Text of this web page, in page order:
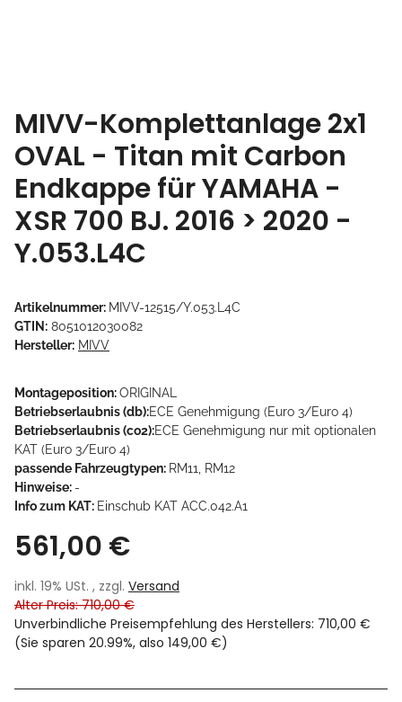
MIVV-Komplettanlage 2x1
OVAL - Titan mit Carbon
Endkappe für YAMAHA -
XSR 700 BJ. 2016 > 2020 -
Y.053.L4C
Artikelnummer: MIVV-12515/Y.053.L4C
GTIN: 8051012030082
Hersteller: MIVV
Montageposition:ORIGINAL
Betriebserlaubnis (db):ECE Genehmigung (Euro 3/Euro 4)
Betriebserlaubnis (co2):ECE Genehmigung nur mit optionalen
KAT (Euro 3/Euro 4)
passende Fahrzeugtypen: RM11, RM12
Hinweise: -
Info zum KAT: Einschub KAT ACC.042.A1
561,00 €
inkl. 19% USt. , zzgl. Versand
Alter Preis: 710,00 €
Unverbindliche Preisempfehlung des Herstellers: 710,00 €
(Sie sparen 20.99%, also 149,00 €)